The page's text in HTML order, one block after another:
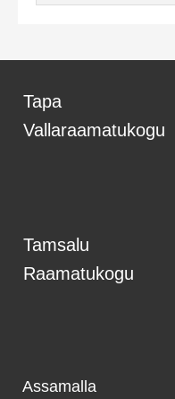
Tapa
Vallaraamatukogu
Tamsalu
Raamatukogu
Assamalla